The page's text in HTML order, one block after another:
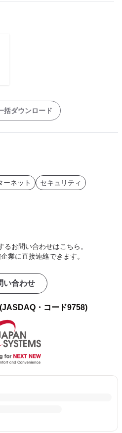
括ダウンロード
ーネット セキュリティ
お問い合わせはこちら。
業に直接連絡できます。
い合わせ
・コード9758)